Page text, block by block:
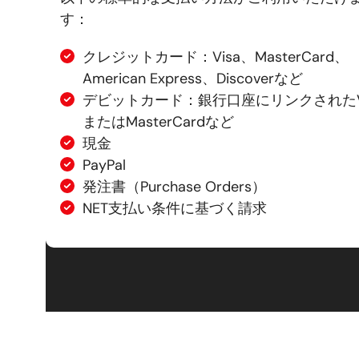
す：
クレジットカード：Visa、MasterCard、
American Express、Discoverなど
デビットカード：銀行口座にリンクされ
またはMasterCardなど
現金
PayPal
発注書（Purchase Orders）
NET支払い条件に基づく請求